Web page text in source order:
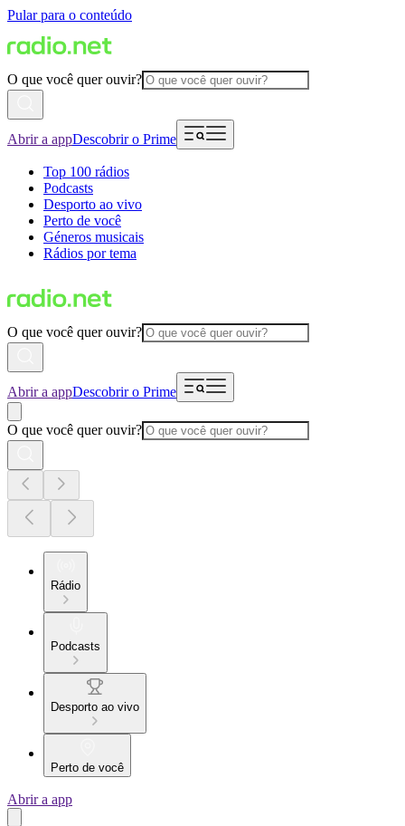
Pular para o conteúdo
O que você quer ouvir?
Abrir a appDescobrir o Prime
Top 100 rádios
Podcasts
Desporto ao vivo
Perto de você
Géneros musicais
Rádios por tema
O que você quer ouvir?
Abrir a appDescobrir o Prime
O que você quer ouvir?
Rádio
Podcasts
Desporto ao vivo
Perto de você
Abrir a app